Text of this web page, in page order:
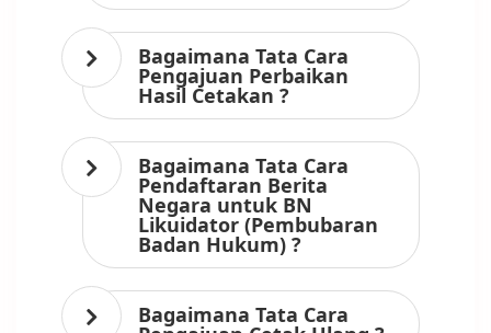
Bagaimana Tata Cara
Pengajuan Perbaikan
Hasil Cetakan ?
Bagaimana Tata Cara
Pendaftaran Berita
Negara untuk BN
Likuidator (Pembubaran
Badan Hukum) ?
Bagaimana Tata Cara